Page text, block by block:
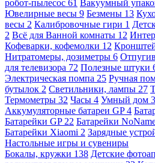
робот-пылесос 61 Вакуумный
Ювелирные весы 9 Безмены 13
весы 2 Калибровочные гири 1
2 Всё для Ванной комнаты 12
Кофеварки, кофемолки 12
Нитратомеры, дозиметры 6
для телевизора 72 Полезные штуки
Электрическая помпа 25 Ручная
бутылок 2 Светильники, лампы 27
Термометры 32 Часы 4 Умный дом
Аккумуляторные батареи GP4
Батарейки GP 22 Батарейки
Батарейки Xiaomi 2 Зарядные
Настольные игры и сувениры
Бокалы, кружки 138 Детские